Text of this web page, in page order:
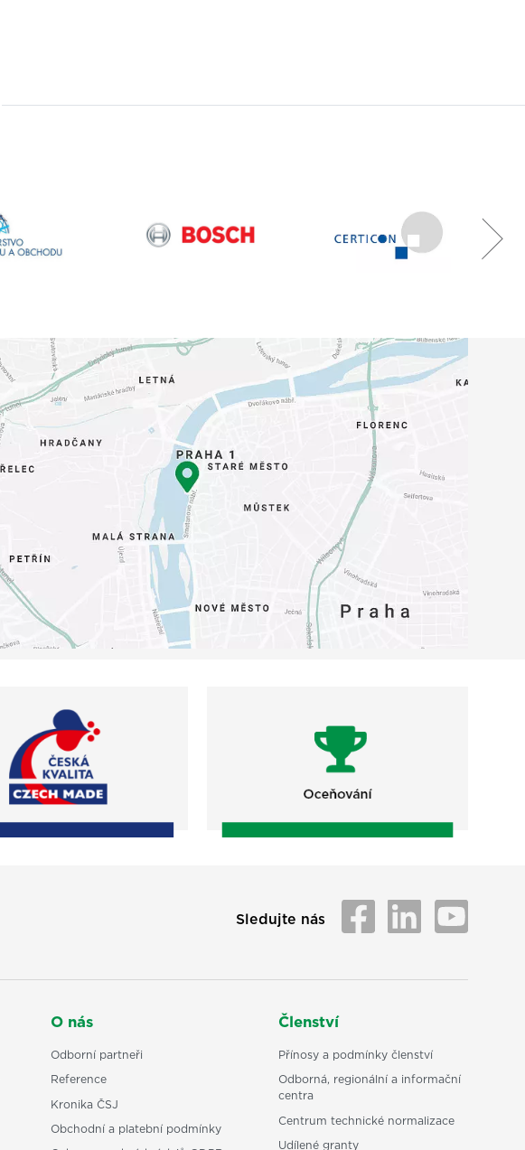
Sledujte nás
O nás
Odborní partneři
Reference
Kronika ČSJ
Obchodní a platební podmínky
Členství
Přínosy a podmínky členství
Odborná, regionální a informační
centra
Centrum technické normalizace
Udílené granty